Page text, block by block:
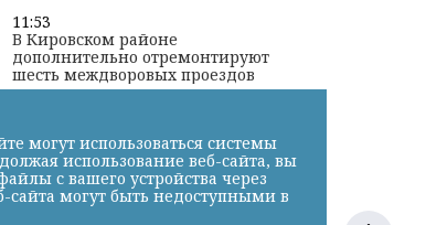
11:53
В Кировском районе
дополнительно отремонтируют
шесть междворовых проездов
могут использоваться системы
использование веб-сайта, вы
с вашего устройства через
сайта могут быть недоступными в